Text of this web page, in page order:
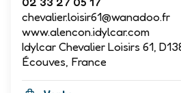
02 33 27 05 17
chevalier.loisir61@wanadoo.fr
www.alencon.idylcar.com
Idylcar Chevalier Loisirs 61, D138,